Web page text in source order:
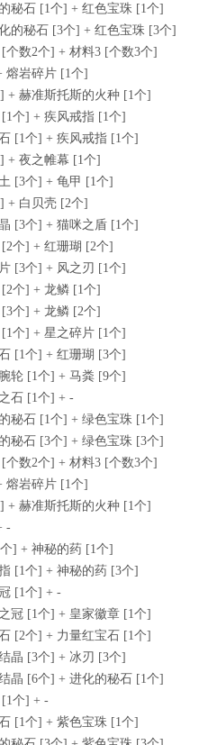
秘石 [1个] + 红色宝珠 [1个]
的秘石 [3个] + 红色宝珠 [3个]
个数2个] + 材料3 [个数3个]
熔岩碎片 [1个]
+ 赫准斯托斯的火种 [1个]
个] + 疾风戒指 [1个]
[1个] + 疾风戒指 [1个]
+ 夜之帷幕 [1个]
[3个] + 龟甲 [1个]
+ 白贝壳 [2个]
[3个] + 猫咪之盾 [1个]
个] + 红珊瑚 [2个]
[3个] + 风之刃 [1个]
个] + 龙鳞 [1个]
个] + 龙鳞 [2个]
个] + 星之碎片 [1个]
[1个] + 红珊瑚 [3个]
轮 [1个] + 马粪 [9个]
石 [1个] + -
秘石 [1个] + 绿色宝珠 [1个]
秘石 [3个] + 绿色宝珠 [3个]
个数2个] + 材料3 [个数3个]
熔岩碎片 [1个]
+ 赫准斯托斯的火种 [1个]
-
] + 神秘的药 [1个]
[1个] + 神秘的药 [3个]
[1个] + -
冠 [1个] + 皇家徽章 [1个]
[2个] + 力量红宝石 [1个]
晶 [3个] + 冰刃 [3个]
晶 [6个] + 进化的秘石 [1个]
个] + -
[1个] + 紫色宝珠 [1个]